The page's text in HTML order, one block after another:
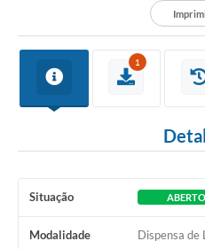
1
Situação ABERTO
Modalidade Dispensa de